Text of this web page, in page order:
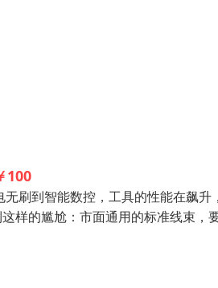
100
到智能数控，工具的性能在飙升
的尴尬：市面通用的标准线束，